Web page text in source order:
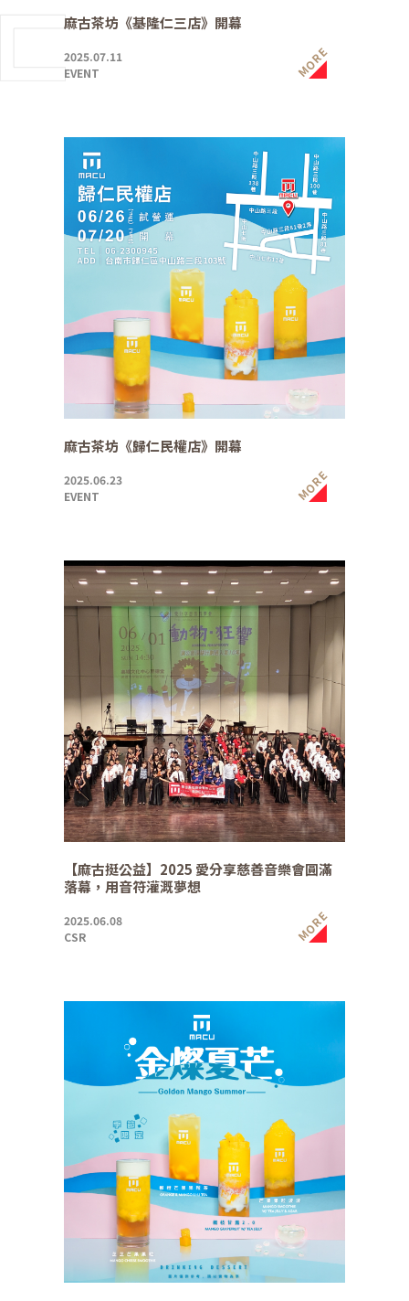
麻古茶坊《基隆仁三店》開幕
2025.07.11
EVENT
MORE
麻古茶坊《歸仁民權店》開幕
2025.06.23
EVENT
MORE
【麻古挺公益】2025 愛分享慈善音樂會圓滿
落幕，用音符灌溉夢想
2025.06.08
CSR
MORE